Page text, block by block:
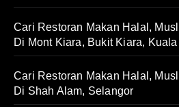
Cari Restoran Makan Halal,
Di Mont Kiara, Bukit Kiara,
Cari Restoran Makan Halal,
Di Shah Alam, Selangor